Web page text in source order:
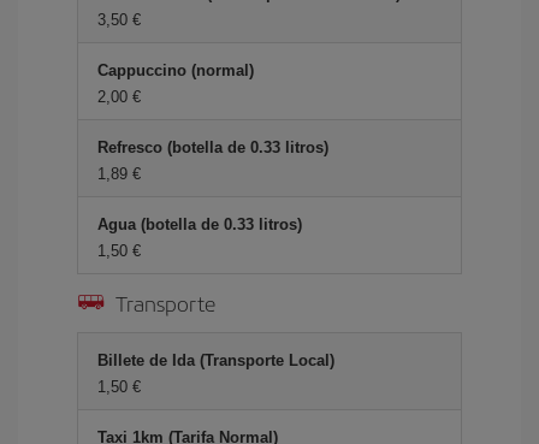
3,50 €
Cappuccino (normal)
2,00 €
Refresco (botella de 0.33 litros)
1,89 €
Agua (botella de 0.33 litros)
1,50 €
Transporte
Billete de Ida (Transporte Local)
1,50 €
Taxi 1km (Tarifa Normal)